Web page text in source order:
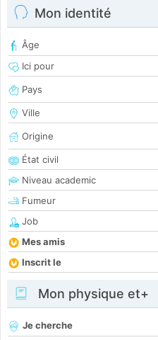
Mon identité
Âge
Ici pour
Pays
Ville
Origine
État civil
Niveau academic
Fumeur
Job
Mes amis
Inscrit le
Mon physique et+
Je cherche